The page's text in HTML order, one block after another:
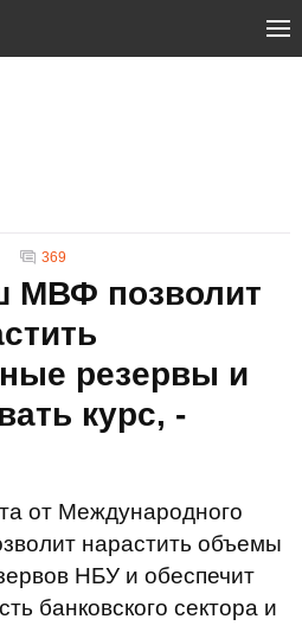
369
МВФ позволит
резервы и
курс, -
от Международного
нарастить объемы
НБУ и обеспечит
банковского сектора и